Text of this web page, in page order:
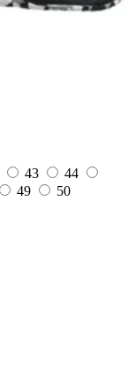
43
44
49
50